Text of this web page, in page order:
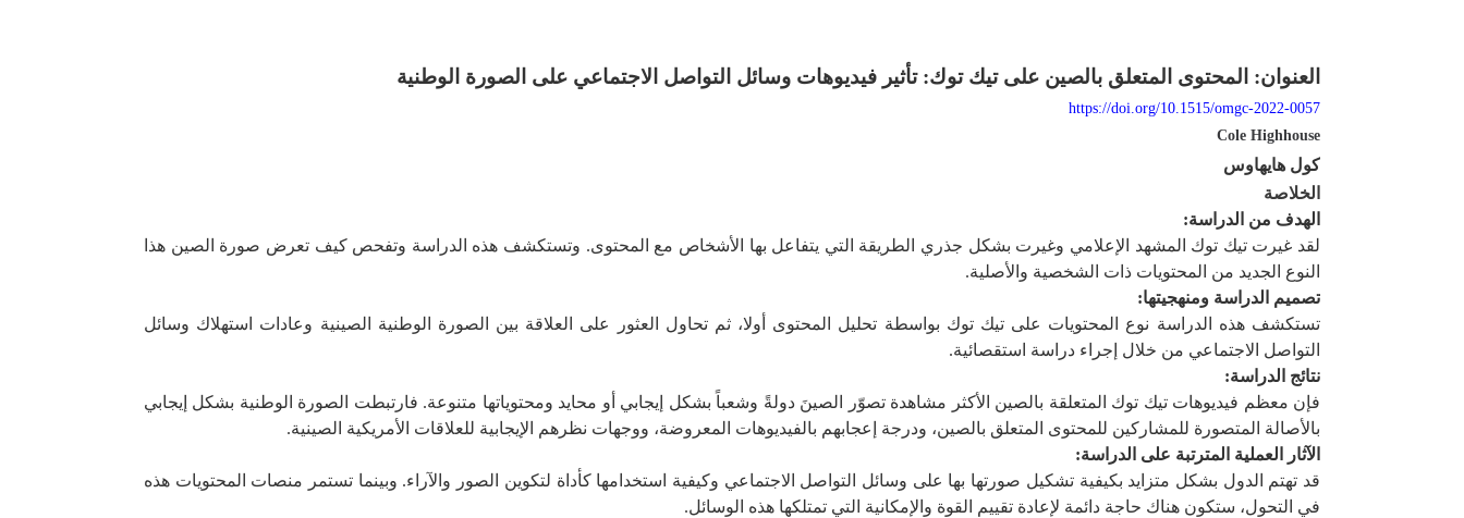
العنوان: المحتوى المتعلق بالصين على تيك توك: تأثير فيديوهات وسائل التواصل الاجتماعي على الصورة الوطنية
https://doi.org/10.1515/omgc-2022-0057
Cole Highhouse
كول هايهاوس
الخلاصة
الهدف من الدراسة:
لقد غيرت تيك توك المشهد الإعلامي وغيرت بشكل جذري الطريقة التي يتفاعل بها الأشخاص مع المحتوى. وتستكشف هذه الدراسة وتفحص كيف تعرض صورة الصين هذا
النوع الجديد من المحتويات ذات الشخصية والأصلية.
تصميم الدراسة ومنهجيتها:
تستكشف هذه الدراسة نوع المحتويات على تيك توك بواسطة تحليل المحتوى أولا، ثم تحاول العثور على العلاقة بين الصورة الوطنية الصينية وعادات استهلاك وسائل
التواصل الاجتماعي من خلال إجراء دراسة استقصائية.
نتائج الدراسة:
فإن معظم فيديوهات تيك توك المتعلقة بالصين الأكثر مشاهدة تصوّر الصينَ دولةً وشعباً بشكل إيجابي أو محايد ومحتوياتها متنوعة. فارتبطت الصورة الوطنية بشكل إيجابي
بالأصالة المتصورة للمشاركين للمحتوى المتعلق بالصين، ودرجة إعجابهم بالفيديوهات المعروضة، ووجهات نظرهم الإيجابية للعلاقات الأمريكية الصينية.
الآثار العملية المترتبة على الدراسة:
قد تهتم الدول بشكل متزايد بكيفية تشكيل صورتها بها على وسائل التواصل الاجتماعي وكيفية استخدامها كأداة لتكوين الصور والآراء. وبينما تستمر منصات المحتويات هذه
في التحول، ستكون هناك حاجة دائمة لإعادة تقييم القوة والإمكانية التي تمتلكها هذه الوسائل.